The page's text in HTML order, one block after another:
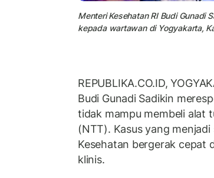
Menteri Kesehatan RI Budi Gunadi
kepada wartawan di Yogyakarta,
REPUBLIKA.CO.ID,
Budi Gunadi Sadikin
tidak mampu membeli alat
(NTT). Kasus yang
Kesehatan bergerak cepat
klinis.